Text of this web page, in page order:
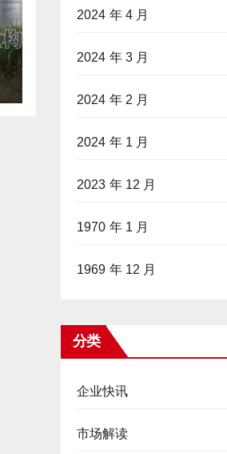
2024 年 4 月
2024 年 3 月
2024 年 2 月
2024 年 1 月
2023 年 12 月
1970 年 1 月
1969 年 12 月
分类
企业快讯
市场解读